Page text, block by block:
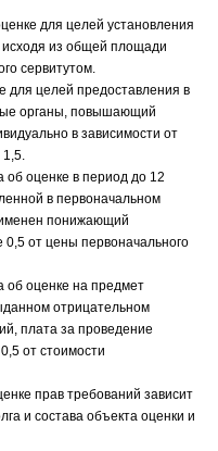
для целей установления
исходя из общей площади
сервитутом.
для целей предоставления в
органы, повышающий
в зависимости от
1,5.
об оценке в период до 12
в первоначальном
понижающий
от цены первоначального
об оценке на предмет
отрицательном
плата за проведение
от стоимости
прав требований зависит
и состава объекта оценки и